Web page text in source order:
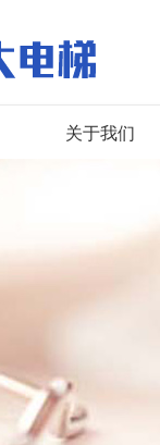
关于我们